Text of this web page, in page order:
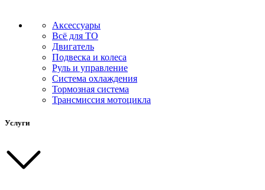
Аксессуары
Всё для ТО
Двигатель
Подвеска и колеса
Руль и управление
Система охлаждения
Тормозная система
Трансмиссия мотоцикла
Услуги